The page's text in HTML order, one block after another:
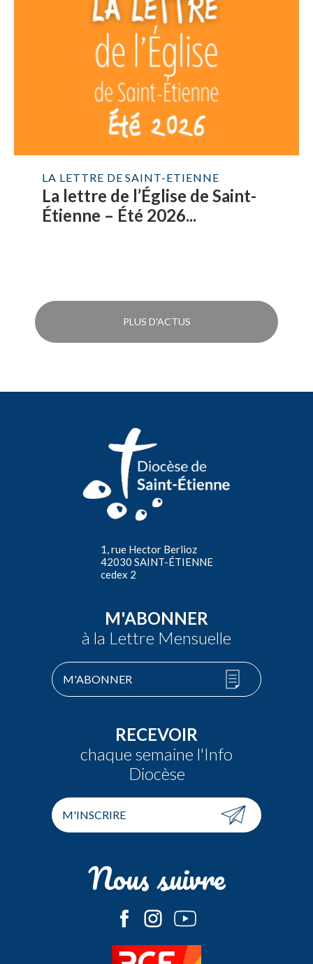
LA LETTRE DE SAINT-ETIENNE
La lettre de l’Église de Saint-
Étienne – Été 2026...
PLUS D'ACTUS
1, rue Hector Berlioz
42030 SAINT-ÉTIENNE
cedex 2
M'ABONNER
à la Lettre Mensuelle
M'ABONNER
RECEVOIR
chaque semaine l'Info
Diocèse
M'INSCRIRE
Nous suivre